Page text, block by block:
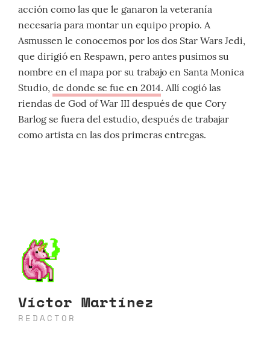
acción como las que le ganaron la veteranía
necesaria para montar un equipo propio. A
Asmussen le conocemos por los dos Star Wars Jedi,
que dirigió en Respawn, pero antes pusimos su
nombre en el mapa por su trabajo en Santa Monica
Studio, de donde se fue en 2014. Allí cogió las
riendas de God of War III después de que Cory
Barlog se fuera del estudio, después de trabajar
como artista en las dos primeras entregas.
Víctor Martínez
REDACTOR